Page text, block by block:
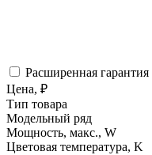
Расширенная гарантия
Цена, ₽
Тип товара
Модельный ряд
Мощность, макс., W
Цветовая температура, K